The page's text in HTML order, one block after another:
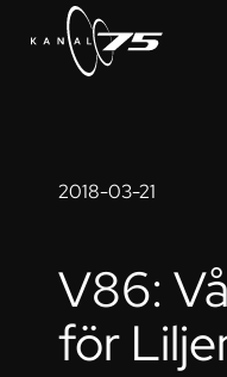
2018-03-21
V86:
för